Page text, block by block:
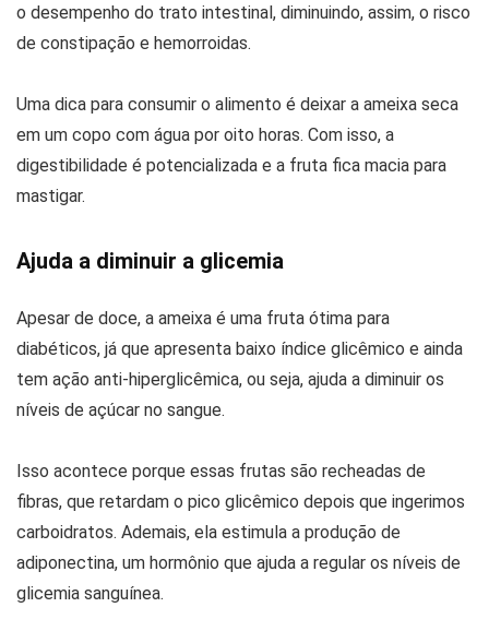
o desempenho do trato intestinal, diminuindo, assim, o risco
de constipação e hemorroidas.
Uma dica para consumir o alimento é deixar a ameixa seca
em um copo com água por oito horas. Com isso, a
digestibilidade é potencializada e a fruta fica macia para
mastigar.
Ajuda a diminuir a glicemia
Apesar de doce, a ameixa é uma fruta ótima para
diabéticos, já que apresenta baixo índice glicêmico e ainda
tem ação anti-hiperglicêmica, ou seja, ajuda a diminuir os
níveis de açúcar no sangue.
Isso acontece porque essas frutas são recheadas de
fibras, que retardam o pico glicêmico depois que ingerimos
carboidratos. Ademais, ela estimula a produção de
adiponectina, um hormônio que ajuda a regular os níveis de
glicemia sanguínea.